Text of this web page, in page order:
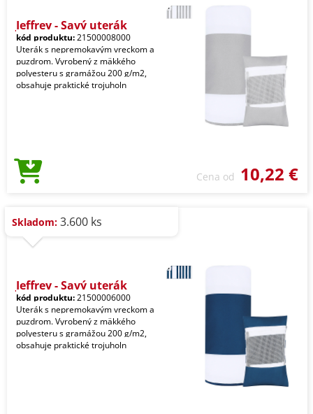
Jeffrey - Savý uterák
kód produktu:21500008000
Uterák s nepremokavým vreckom a
puzdrom. Vyrobený z mäkkého
polyesteru s gramážou 200 g/m2,
obsahuje praktické trojuholn
Cena od 10,22 €
Skladom: 3.600 ks
Jeffrey - Savý uterák
kód produktu:21500006000
Uterák s nepremokavým vreckom a
puzdrom. Vyrobený z mäkkého
polyesteru s gramážou 200 g/m2,
obsahuje praktické trojuholn